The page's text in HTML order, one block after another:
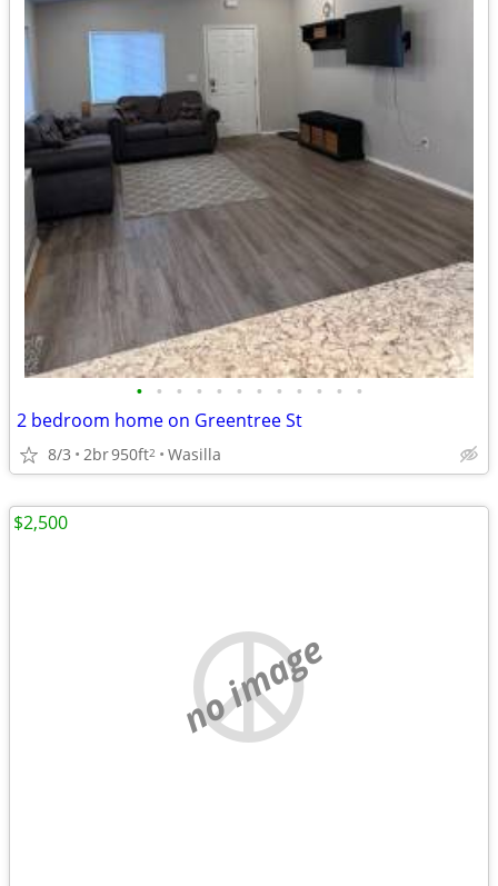
• • • • • • • • • • • •
2 bedroom home on Greentree St
8/3 2br950ft2 Wasilla
no image
$2,500